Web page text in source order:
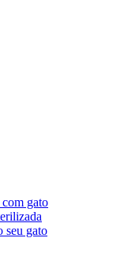
gato
seu gato